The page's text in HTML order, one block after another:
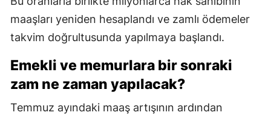
maaşları yeniden hesaplandı ve zamlı ödemeler
takvim doğrultusunda yapılmaya başlandı.
Emekli ve memurlara bir sonraki
zam ne zaman yapılacak?
Temmuz ayındaki maaş artışının ardından